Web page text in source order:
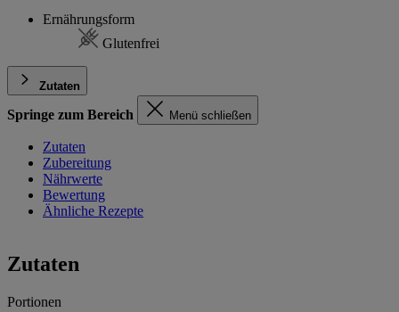
Ernährungsform
Glutenfrei
Zutaten
Springe zum Bereich Menü schließen
Zutaten
Zubereitung
Nährwerte
Bewertung
Ähnliche Rezepte
Zutaten
Portionen